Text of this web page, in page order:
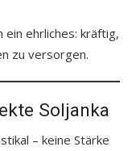
ein ehrliches: kräftig,
zu versorgen.
Soljanka
– keine Stärke